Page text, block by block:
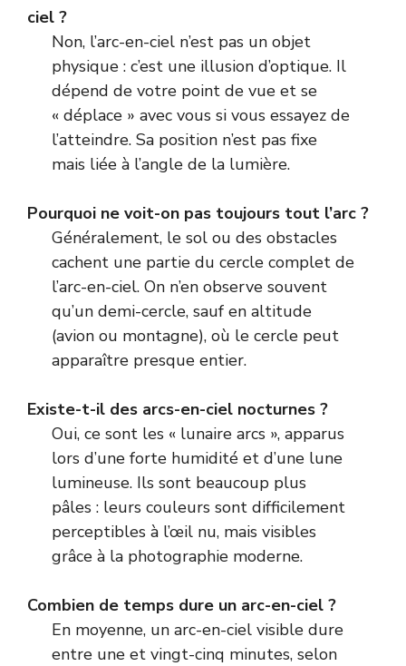
ciel ?
Non, l’arc-en-ciel n’est pas un objet
physique : c’est une illusion d’optique. Il
dépend de votre point de vue et se
« déplace » avec vous si vous essayez de
l’atteindre. Sa position n’est pas fixe
mais liée à l’angle de la lumière.
Pourquoi ne voit-on pas toujours tout l’arc ?
Généralement, le sol ou des obstacles
cachent une partie du cercle complet de
l’arc-en-ciel. On n’en observe souvent
qu’un demi-cercle, sauf en altitude
(avion ou montagne), où le cercle peut
apparaître presque entier.
Existe-t-il des arcs-en-ciel nocturnes ?
Oui, ce sont les « lunaire arcs », apparus
lors d’une forte humidité et d’une lune
lumineuse. Ils sont beaucoup plus
pâles : leurs couleurs sont difficilement
perceptibles à l’œil nu, mais visibles
grâce à la photographie moderne.
Combien de temps dure un arc-en-ciel ?
En moyenne, un arc-en-ciel visible dure
entre une et vingt-cinq minutes, selon